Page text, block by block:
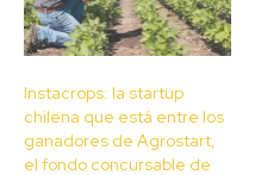
Instacrops: la startup
chilena que está entre los
ganadores de Agrostart,
el fondo concursable de